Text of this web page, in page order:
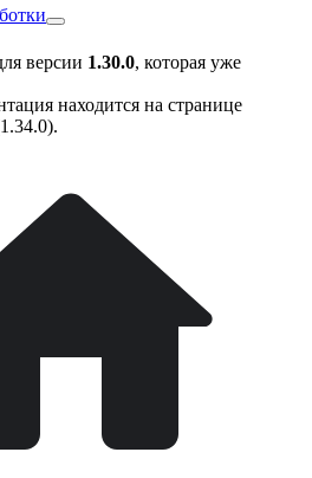
версии 1.30.0, которая уже
находится на странице
1.34.0).